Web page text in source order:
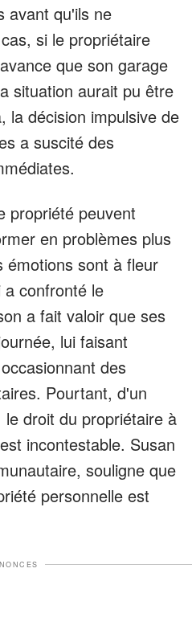
avant qu'ils ne
si le propriétaire
que son garage
situation aurait pu être
la décision impulsive de
a suscité des
propriété peuvent
en problèmes plus
émotions sont à fleur
confronté le
a fait valoir que ses
lui faisant
des
Pourtant, d'un
droit du propriétaire à
incontestable. Susan
souligne que
personnelle est